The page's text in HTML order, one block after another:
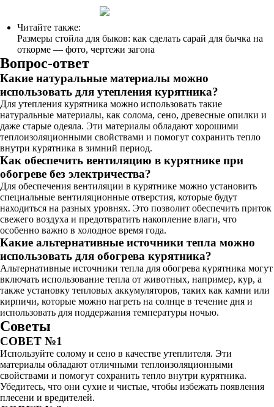
Читайте также:
Размеры стойла для быков: как сделать сарай для бычка на
откорме — фото, чертежи загона
Вопрос-ответ
Какие натуральные материалы можно
использовать для утепления курятника?
Для утепления курятника можно использовать такие
натуральные материалы, как солома, сено, древесные опилки и
даже старые одеяла. Эти материалы обладают хорошими
теплоизоляционными свойствами и помогут сохранить тепло
внутри курятника в зимний период.
Как обеспечить вентиляцию в курятнике при
обогреве без электричества?
Для обеспечения вентиляции в курятнике можно установить
специальные вентиляционные отверстия, которые будут
находиться на разных уровнях. Это позволит обеспечить приток
свежего воздуха и предотвратить накопление влаги, что
особенно важно в холодное время года.
Какие альтернативные источники тепла можно
использовать для обогрева курятника?
Альтернативные источники тепла для обогрева курятника могут
включать использование тепла от животных, например, кур, а
также установку тепловых аккумуляторов, таких как камни или
кирпичи, которые можно нагреть на солнце в течение дня и
использовать для поддержания температуры ночью.
Советы
СОВЕТ №1
Используйте солому и сено в качестве утеплителя. Эти
материалы обладают отличными теплоизоляционными
свойствами и помогут сохранить тепло внутри курятника.
Убедитесь, что они сухие и чистые, чтобы избежать появления
плесени и вредителей.